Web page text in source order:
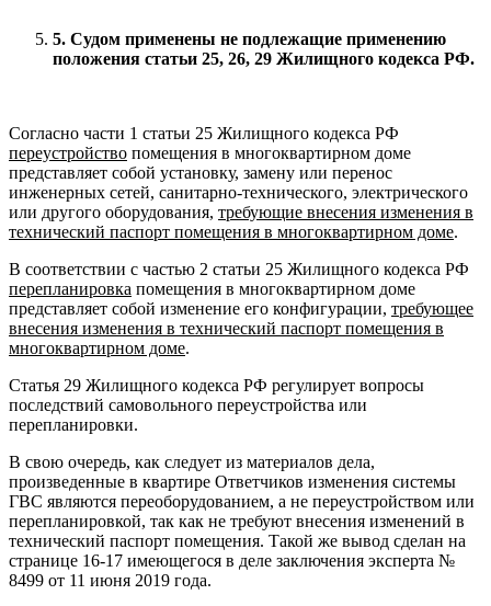
5. Судом применены не подлежащие применению
положения статьи 25, 26, 29 Жилищного кодекса РФ.
Согласно части 1 статьи 25 Жилищного кодекса РФ
переустройство помещения в многоквартирном доме
представляет собой установку, замену или перенос
инженерных сетей, санитарно-технического, электрического
или другого оборудования, требующие внесения изменения в
технический паспорт помещения в многоквартирном доме.
В соответствии с частью 2 статьи 25 Жилищного кодекса РФ
перепланировка помещения в многоквартирном доме
представляет собой изменение его конфигурации, требующее
внесения изменения в технический паспорт помещения в
многоквартирном доме.
Статья 29 Жилищного кодекса РФ регулирует вопросы
последствий самовольного переустройства или
перепланировки.
В свою очередь, как следует из материалов дела,
произведенные в квартире Ответчиков изменения системы
ГВС являются переоборудованием, а не переустройством или
перепланировкой, так как не требуют внесения изменений в
технический паспорт помещения. Такой же вывод сделан на
странице 16-17 имеющегося в деле заключения эксперта №
8499 от 11 июня 2019 года.